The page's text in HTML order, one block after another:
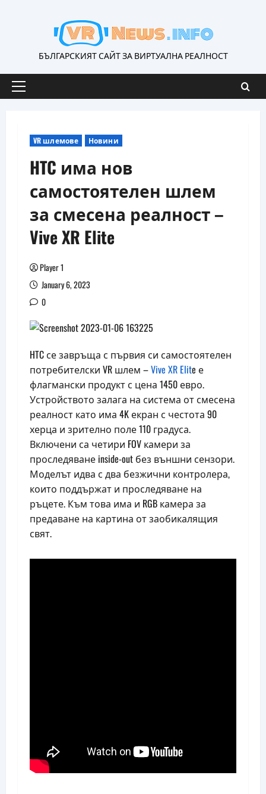
БЪЛГАРСКИЯТ САЙТ ЗА ВИРТУАЛНА РЕАЛНОСТ
Primary
VR шлемове Новини
HTC има нов
самостоятелен шлем
за смесена реалност –
Vive XR Elite
Player 1
January 6, 2023
0
HTC се завръща с първия си самостоятелен
потребителски VR шлем –Vive XR Elite е
флагмански продукт с цена 1450 евро.
Устройството залага на система от смесена
реалност като има 4K екран с честота 90
херца и зрително поле 110 градуса.
Включени са четири FOV камери за
проследяване inside-out без външни сензори.
Моделът идва с два безжични контролера,
които поддържат и проследяване на
ръцете. Към това има и RGB камера за
предаване на картина от заобикалящия
свят.